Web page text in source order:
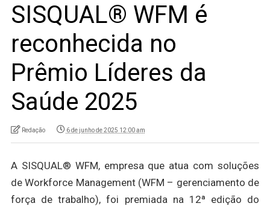
SISQUAL® WFM é
reconhecida no
Prêmio Líderes da
Saúde 2025
Redação 6 de junho de 2025 12:00 am
A SISQUAL® WFM, empresa que atua com soluções
de Workforce Management (WFM – gerenciamento de
força de trabalho), foi premiada na 12ª edição do